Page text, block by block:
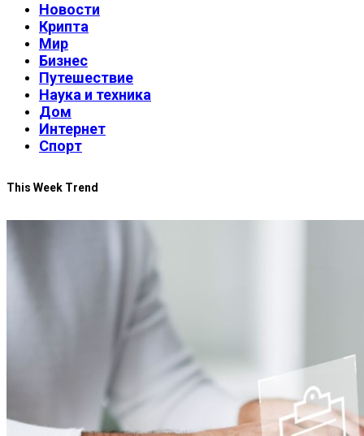
Новости
Крипта
Мир
Бизнес
Путешествие
Наука и техника
Дом
Интернет
Спорт
This Week Trend